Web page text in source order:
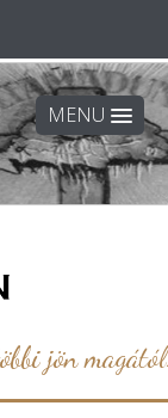
MENU
jön